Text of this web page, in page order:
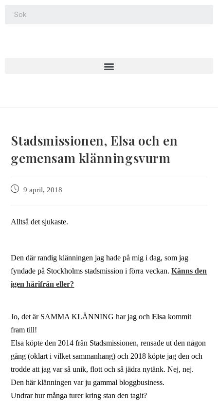
Stadsmissionen, Elsa och en
gemensam klänningsvurm
9 april, 2018
Alltså det sjukaste.
Den där randig klänningen jag hade på mig i dag, som jag
fyndade på Stockholms stadsmission i förra veckan.Känns den
igen härifrån eller?
Jo, det är SAMMA KLÄNNING har jag ochElsa kommit
fram till!
Elsa köpte den 2014 från Stadsmissionen, rensade ut den någon
gång (oklart i vilket sammanhang) och 2018 köpte jag den och
trodde att jag var så unik, flott och så jädra nytänk. Nej, nej.
Den här klänningen var ju gammal bloggbusiness.
Undrar hur många turer kring stan den tagit?